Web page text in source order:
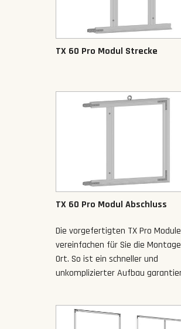
TX 60 Pro Modul Strecke
TX 60 Pro Modul Abschluss
Die vorgefertigten TX Pro Module
vereinfachen für Sie die
Ort. So ist ein schneller und
unkomplizierter Aufbau